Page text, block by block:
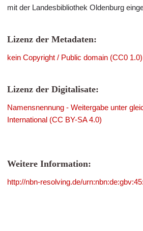
mit der Landesbibliothek Oldenburg
Lizenz der Metadaten:
kein Copyright / Public domain (CC0 1.0)
Lizenz der Digitalisate:
Namensnennung - Weitergabe unter
International (CC BY-SA 4.0)
Weitere Information:
http://nbn-resolving.de/